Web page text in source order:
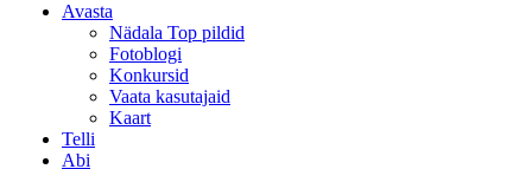
Avasta
Nädala Top pildid
Fotoblogi
Konkursid
Vaata kasutajaid
Kaart
Telli
Abi